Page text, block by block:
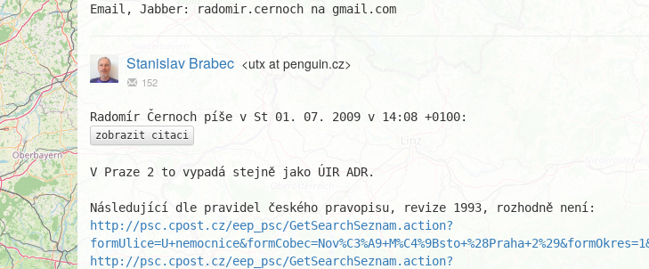
Email, Jabber: radomir.cernoch na gmail.com
Stanislav Brabec <utx at penguin.cz>
152
zobrazit citaci
V Praze 2 to vypadá stejně jako ÚIR ADR.
http://psc.cpost.cz/eep_psc/GetSearchSeznam.action?
http://psc.cpost.cz/eep_psc/GetSearchSeznam.action?